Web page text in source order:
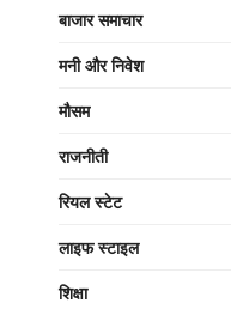
बाजार समाचार
मनी और निवेश
मौसम
राजनीती
रियल स्टेट
लाइफ स्टाइल
शिक्षा